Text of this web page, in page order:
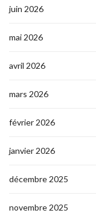
juin 2026
mai 2026
avril 2026
mars 2026
février 2026
janvier 2026
décembre 2025
novembre 2025